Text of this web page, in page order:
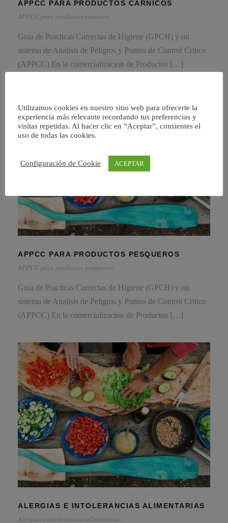
APPCC PARA PRODUCTOS CARNICOS
APPCC para productos carnicos
Guia de Practicas Correctas de Higiene (GPCH) y un
sistema de Analisis de Peligros y Puntos de Control Critico
(APPCC) En la comercializacion de Productos […]
APPCC PARA PRODUCTOS PESQUEROS
APPCC para productos pesqueros
Guia de Practicas Correctas de Higiene (GPCH) y un
sistema de Analisis de Peligros y Puntos de Control Critico
(APPCC) En la comercializacion de Productos […]
ALERGIAS E INTOLERANCIAS ALIMENTARIAS
Alergias e intolerancias alimentarias
Utilizamos cookies en nuestro sitio web para ofrecerte la
experiencia más relevante recordando tus preferencias y
visitas repetidas. Al hacer clic en “Aceptar”, consientes el
uso de todas las cookies.
Configuración de Cookie ACEPTAR